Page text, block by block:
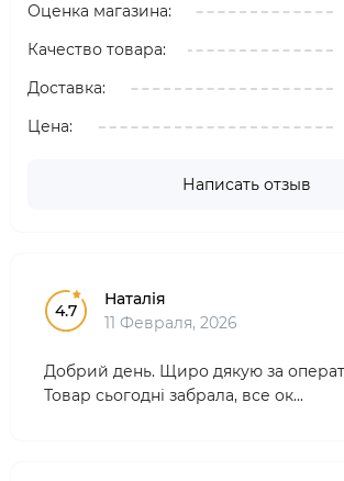
Оценка магазина:
Качество товара:
Доставка:
Цена:
Написать отзыв
4.7
Наталія
11 Февраля, 2026
Добрий день. Щиро дякую за
Товар сьогодні забрала, все ок...